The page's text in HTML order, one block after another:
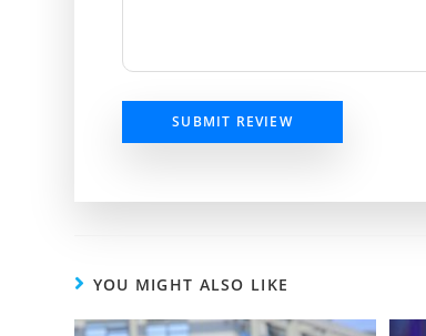
SUBMIT REVIEW
YOU MIGHT ALSO LIKE